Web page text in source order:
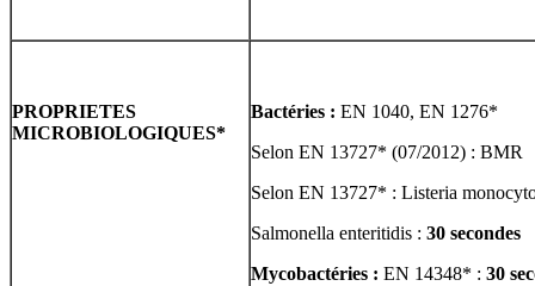
PROPRIETES
MICROBIOLOGIQUES*
Bactéries : EN 1040, EN 1276*
Selon EN 13727* (07/2012) : BMR
Selon EN 13727* : Listeria
Salmonella enteritidis : 30 secondes
Mycobactéries : EN 14348* : 30